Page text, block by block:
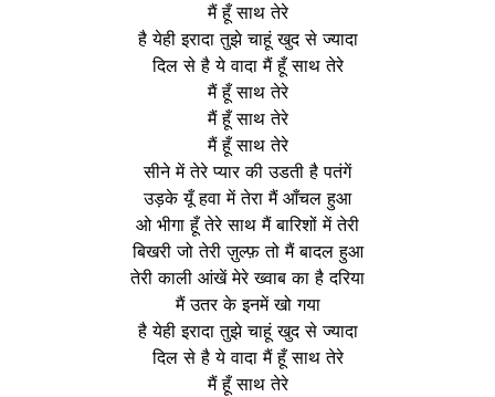
मैं हूँ साथ तेरे
है येही इरादा तुझे चाहूं खुद से ज्यादा
दिल से है ये वादा मैं हूँ साथ तेरे
मैं हूँ साथ तेरे
मैं हूँ साथ तेरे
मैं हूँ साथ तेरे
सीने में तेरे प्यार की उडती है पतंगें
उड़के यूँ हवा में तेरा मैं आँचल हुआ
ओ भीगा हूँ तेरे साथ मैं बारिशों में तेरी
बिखरी जो तेरी ज़ुल्फ़ तो मैं बादल हुआ
तेरी काली आंखें मेरे ख्वाब का है दरिया
मैं उतर के इनमें खो गया
है येही इरादा तुझे चाहूं खुद से ज्यादा
दिल से है ये वादा मैं हूँ साथ तेरे
मैं हूँ साथ तेरे